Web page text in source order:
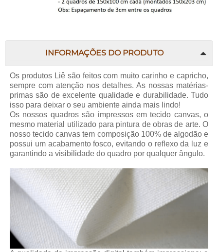
INFORMAÇÕES DO PRODUTO
Os produtos Liê são feitos com muito carinho e capricho,
sempre com atenção nos detalhes. As nossas matérias-
primas são de excelente qualidade e durabilidade. Tudo
isso para deixar o seu ambiente ainda mais lindo!
Os nossos quadros são impressos em tecido canvas, o
mesmo material utilizado para pintura de obras de arte. O
nosso tecido canvas tem composição 100% de algodão e
possui um acabamento fosco, evitando o reflexo da luz e
garantindo a visibilidade do quadro por qualquer ângulo.